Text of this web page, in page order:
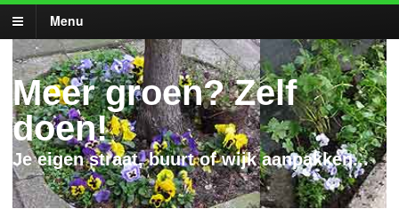
Menu
Meer groen? Zelf
doen!
Je eigen straat, buurt of wijk aanpakken...